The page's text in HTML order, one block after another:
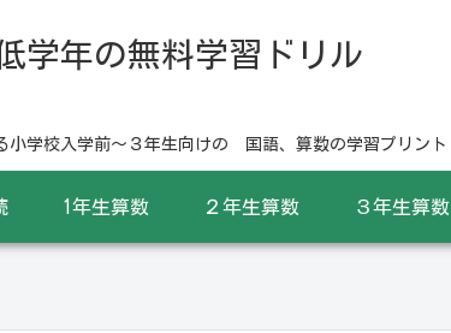
学年の無料学習ドリル
小学校入学前〜３年生向けの 国語、算数の学習プリント
1年生算数 ２年生算数 ３年生算数